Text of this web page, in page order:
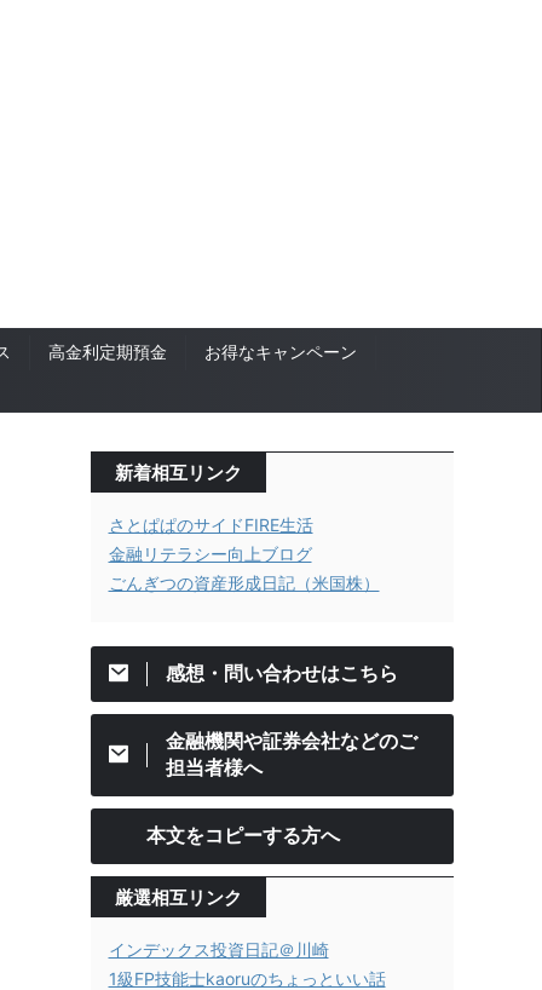
高金利定期預金 お得なキャンペーン
新着相互リンク
さとぱぱのサイドFIRE生活
金融リテラシー向上ブログ
ごんぎつの資産形成日記（米国株）
感想・問い合わせはこちら
金融機関や証券会社などのご
担当者様へ
本文をコピーする方へ
厳選相互リンク
インデックス投資日記＠川崎
1級FP技能士kaoruのちょっといい話